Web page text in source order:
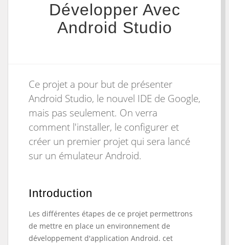
Développer Avec
Android Studio
Ce projet a pour but de présenter
Android Studio, le nouvel IDE de Google,
mais pas seulement. On verra
comment l'installer, le configurer et
créer un premier projet qui sera lancé
sur un émulateurAndroid.
Introduction
Les différentes étapes de ce projet permettrons
de mettre en place un environnement de
développement d'application Android. cet